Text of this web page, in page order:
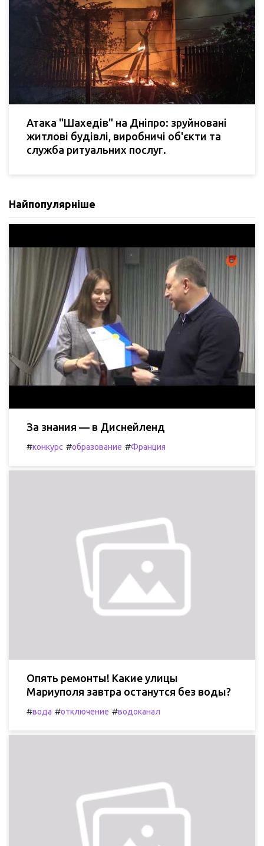
Атака "Шахедів" на Дніпро: зруйновані
житлові будівлі, виробничі об'єкти та
служба ритуальних послуг.
Найпопулярніше
За знания — в Диснейленд
#конкурс #образование #Франция
Опять ремонты! Какие улицы
Мариуполя завтра останутся без воды?
#вода #отключение #водоканал